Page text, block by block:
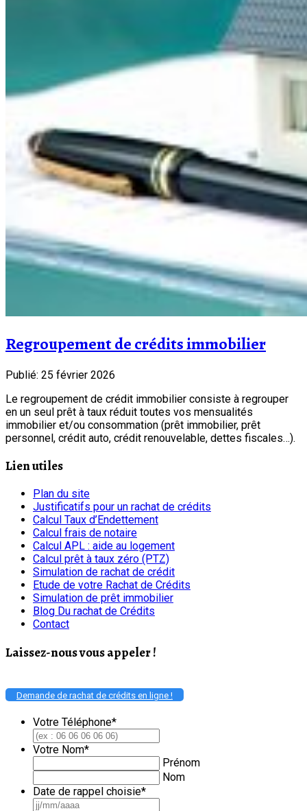
Regroupement de crédits immobilier
Publié: 25 février 2026
Le regroupement de crédit immobilier consiste à regrouper
en un seul prêt à taux réduit toutes vos mensualités
immobilier et/ou consommation (prêt immobilier, prêt
personnel, crédit auto, crédit renouvelable, dettes fiscales…).
Lien utiles
Plan du site
Justificatifs pour un rachat de crédits
Calcul Taux d’Endettement
Calcul frais de notaire
Calcul APL : aide au logement
Calcul prêt à taux zéro (PTZ)
Simulation de rachat de crédit
Etude de votre Rachat de Crédits
Simulation de prêt immobilier
Blog Du rachat de Crédits
Contact
Laissez-nous vous appeler !
Demande de rachat de crédits en ligne !
Votre Téléphone*
Votre Nom*
Prénom
Nom
Date de rappel choisie*